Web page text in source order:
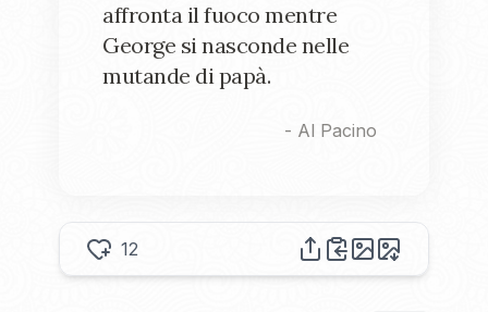
affronta il fuoco mentre
George si nasconde nelle
mutande di papà.
- Al Pacino
12